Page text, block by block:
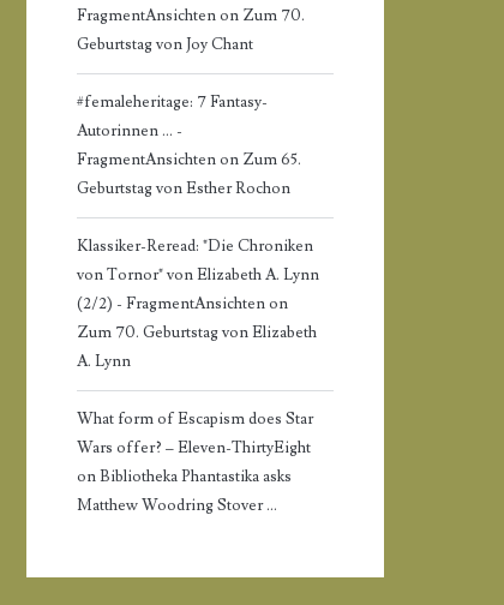
FragmentAnsichten on Zum 70.
Geburtstag von Joy Chant
#femaleheritage: 7 Fantasy-
Autorinnen ... -
FragmentAnsichten on Zum 65.
Geburtstag von Esther Rochon
Klassiker-Reread: "Die Chroniken
von Tornor" von Elizabeth A. Lynn
(2/2) - FragmentAnsichten on
Zum 70. Geburtstag von Elizabeth
A. Lynn
What form of Escapism does Star
Wars offer? – Eleven-ThirtyEight
onBibliotheka Phantastika asks
Matthew Woodring Stover …